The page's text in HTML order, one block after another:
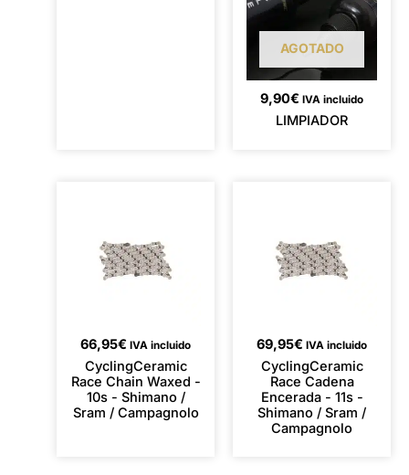
AGOTADO
9,90€ IVA incluido
LIMPIADOR
66,95€ IVA incluido
CyclingCeramic
Race Chain Waxed -
10s - Shimano /
Sram / Campagnolo
69,95€ IVA incluido
CyclingCeramic
Race Cadena
Encerada - 11s -
Shimano / Sram /
Campagnolo